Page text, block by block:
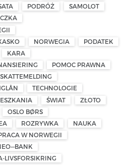
PODRÓŻ
SAMOLOT
NORWEGIA
PODATEK
KARA
POMOC PRAWNA
TECHNOLOGIE
ŚWIAT
ZŁOTO
OSLO BØRS
ROZRYWKA
NAUKA
W NORWEGII
LIVSFORSIKRING